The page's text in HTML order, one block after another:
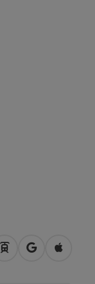
Anreise mit
in Google
in